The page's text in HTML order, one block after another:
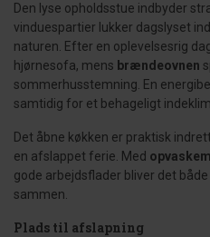
Den lyse opholdsstue indbyder
vinduespartier lukker dagslyset
naturen. Efter en oplevelsesrig
hjørnesofa, mens brændeovnen
sommerhusstemning. En
samtidig for et behageligt
Det åbne køkken er praktisk
en afslappet ferie. Med
gode arbejdsflader bliver det
sammen.
Plads til afslapning